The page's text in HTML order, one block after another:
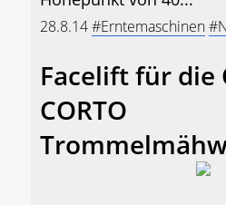
28.8.14#Erntemaschinen
Facelift für die
CORTO